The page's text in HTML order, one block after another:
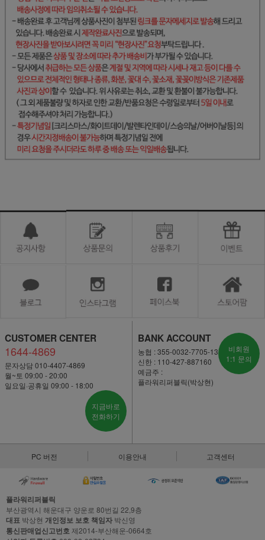
CUSTOMER CENTER
1644-4869
문자상담 010-4407-4869
월~토 09:00 - 20:00
일요일·공휴일 09:00 - 18:00
지금바로
전화하기
BANK ACCOUNT
농협 : 355-0032-7705-13
신한 : 110-427-887160
예금주 :
플라워리퍼블릭(박상현)
비회원
1:1 문의
PC 버전 이용안내 고객센터
플라워리퍼블릭
부산광역시 해운대구 양운로 80번길 22,9층
대표 박상현 개인정보 보호 책임자 박신영
통신판매업신고번호제2014-부산해운-0664호